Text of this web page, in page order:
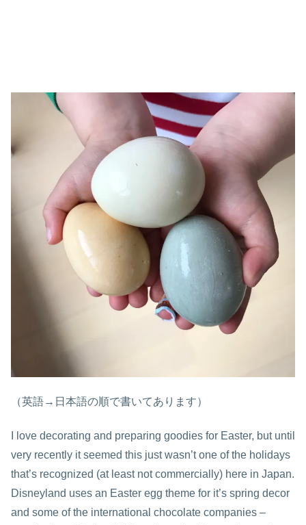
（英語→日本語の順で書いてあります）
I love decorating and preparing goodies for Easter, but until
very recently it seemed this just wasn’t one of the holidays
that’s recognized (at least not commercially) here in Japan.
Disneyland uses an Easter egg theme for it’s spring decor
and some of the international chocolate companies –